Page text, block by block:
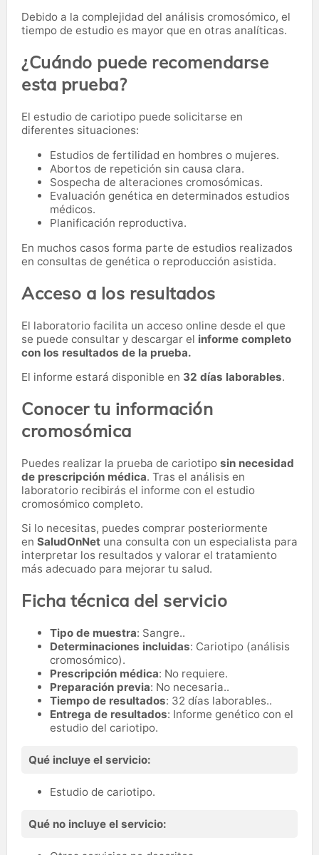
Debido a la complejidad del análisis cromosómico, el
tiempo de estudio es mayor que en otras analíticas.
¿Cuándo puede recomendarse
esta prueba?
El estudio de cariotipo puede solicitarse en
diferentes situaciones:
Estudios de fertilidad en hombres o mujeres.
Abortos de repetición sin causa clara.
Sospecha de alteraciones cromosómicas.
Evaluación genética en determinados estudios
médicos.
Planificación reproductiva.
En muchos casos forma parte de estudios realizados
en consultas de genética o reproducción asistida.
Acceso a los resultados
El laboratorio facilita un acceso online desde el que
se puede consultar y descargar el informe completo
con los resultados de la prueba.
El informe estará disponible en 32 días laborables.
Conocer tu información
cromosómica
Puedes realizar la prueba de cariotipo sin necesidad
de prescripción médica. Tras el análisis en
laboratorio recibirás el informe con el estudio
cromosómico completo.
Si lo necesitas, puedes comprar posteriormente
en SaludOnNet una consulta con un especialista para
interpretar los resultados y valorar el tratamiento
más adecuado para mejorar tu salud.
Ficha técnica del servicio
Tipo de muestra: Sangre..
Determinaciones incluidas: Cariotipo (análisis
cromosómico).
Prescripción médica: No requiere.
Preparación previa: No necesaria..
Tiempo de resultados: 32 días laborables..
Entrega de resultados: Informe genético con el
estudio del cariotipo.
Qué incluye el servicio:
Estudio de cariotipo.
Qué no incluye el servicio: